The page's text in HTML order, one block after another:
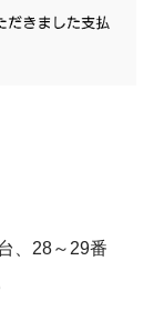
、28～29番